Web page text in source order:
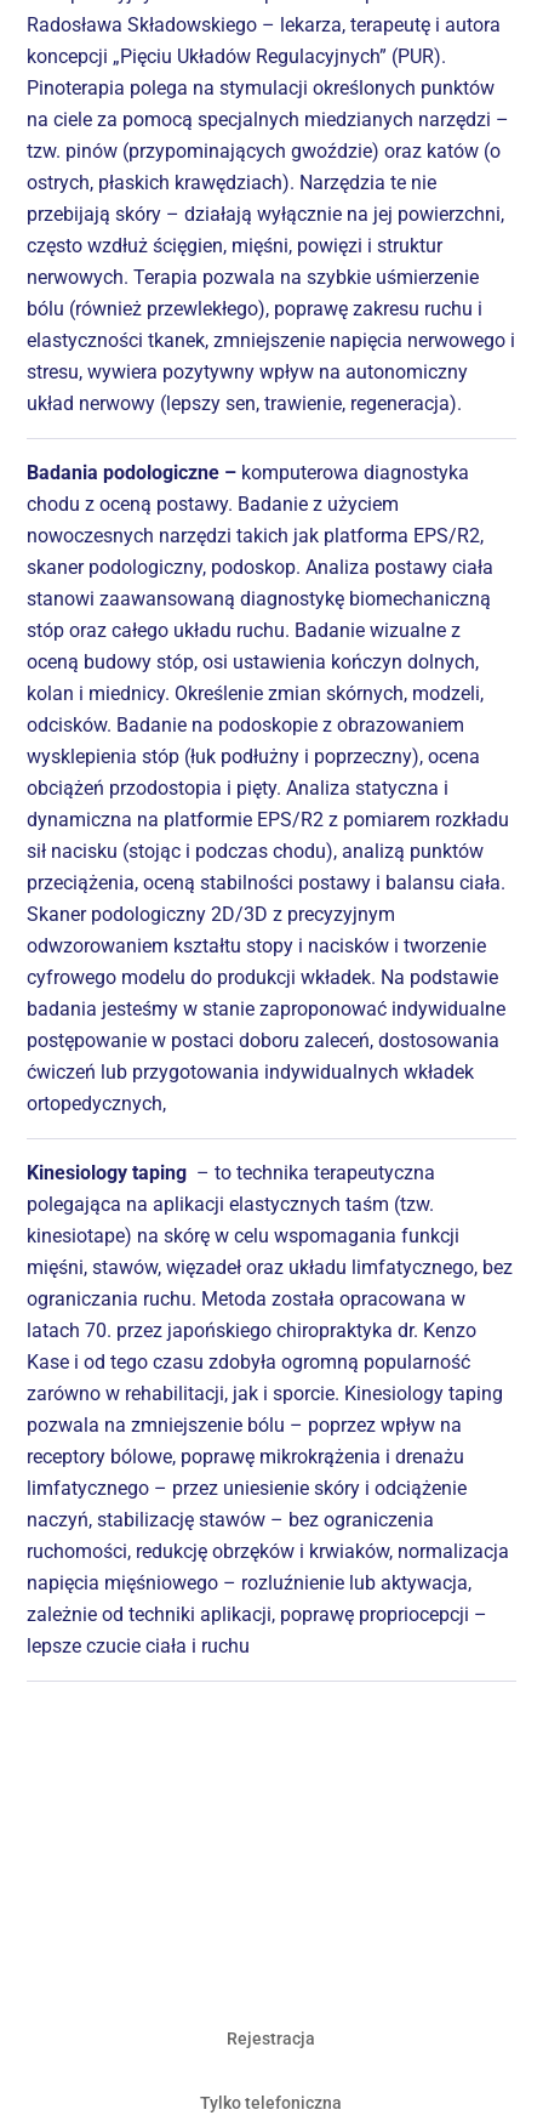
Radosława Składowskiego – lekarza, terapeutę i autora
koncepcji „Pięciu Układów Regulacyjnych” (PUR).
Pinoterapia polega na stymulacji określonych punktów
na ciele za pomocą specjalnych miedzianych narzędzi –
tzw. pinów (przypominających gwoździe) oraz katów (o
ostrych, płaskich krawędziach). Narzędzia te nie
przebijają skóry – działają wyłącznie na jej powierzchni,
często wzdłuż ścięgien, mięśni, powięzi i struktur
nerwowych. Terapia pozwala na szybkie uśmierzenie
bólu (również przewlekłego), poprawę zakresu ruchu i
elastyczności tkanek, zmniejszenie napięcia nerwowego i
stresu, wywiera pozytywny wpływ na autonomiczny
układ nerwowy (lepszy sen, trawienie, regeneracja).
Badania podologiczne – komputerowa diagnostyka
chodu z oceną postawy. Badanie z użyciem
nowoczesnych narzędzi takich jak platforma EPS/R2,
skaner podologiczny, podoskop. Analiza postawy ciała
stanowi zaawansowaną diagnostykę biomechaniczną
stóp oraz całego układu ruchu. Badanie wizualne z
oceną budowy stóp, osi ustawienia kończyn dolnych,
kolan i miednicy. Określenie zmian skórnych, modzeli,
odcisków. Badanie na podoskopie z obrazowaniem
wysklepienia stóp (łuk podłużny i poprzeczny), ocena
obciążeń przodostopia i pięty. Analiza statyczna i
dynamiczna na platformie EPS/R2 z pomiarem rozkładu
sił nacisku (stojąc i podczas chodu), analizą punktów
przeciążenia, oceną stabilności postawy i balansu ciała.
Skaner podologiczny 2D/3D z precyzyjnym
odwzorowaniem kształtu stopy i nacisków i tworzenie
cyfrowego modelu do produkcji wkładek. Na podstawie
badania jesteśmy w stanie zaproponować indywidualne
postępowanie w postaci doboru zaleceń, dostosowania
ćwiczeń lub przygotowania indywidualnych wkładek
ortopedycznych,
Kinesiology taping – to technika terapeutyczna
polegająca na aplikacji elastycznych taśm (tzw.
kinesiotape) na skórę w celu wspomagania funkcji
mięśni, stawów, więzadeł oraz układu limfatycznego, bez
ograniczania ruchu. Metoda została opracowana w
latach 70. przez japońskiego chiropraktyka dr. Kenzo
Kase i od tego czasu zdobyła ogromną popularność
zarówno w rehabilitacji, jak i sporcie. Kinesiology taping
pozwala na zmniejszenie bólu – poprzez wpływ na
receptory bólowe, poprawę mikrokrążenia i drenażu
limfatycznego – przez uniesienie skóry i odciążenie
naczyń, stabilizację stawów – bez ograniczenia
ruchomości, redukcję obrzęków i krwiaków, normalizacja
napięcia mięśniowego – rozluźnienie lub aktywacja,
zależnie od techniki aplikacji, poprawę propriocepcji –
lepsze czucie ciała i ruchu
Rejestracja
Tylko telefoniczna